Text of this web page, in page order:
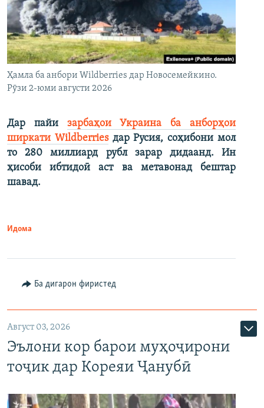
Ҳамла ба анбори Wildberries дар Новосемейкино.
Рӯзи 2-юми августи 2026
Дар пайи зарбаҳои Украина ба анборҳои
ширкати Wildberriesдар Русия, соҳибони мол
то 280 миллиард рубл зарар дидаанд. Ин
ҳисоби ибтидоӣ аст ва метавонад бештар
шавад.
Идома
Ба дигарон фиристед
Август 03, 2026
Эълони кор барои муҳоҷирони
тоҷик дар Кореяи Ҷанубӣ